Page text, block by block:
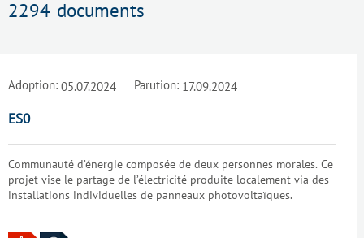
2294 documents
Adoption: 05.07.2024 Parution: 17.09.2024
ES0
Communauté d’énergie composée de deux personnes morales. Ce
projet vise le partage de l’électricité produite localement via des
installations individuelles de panneaux photovoltaïques.